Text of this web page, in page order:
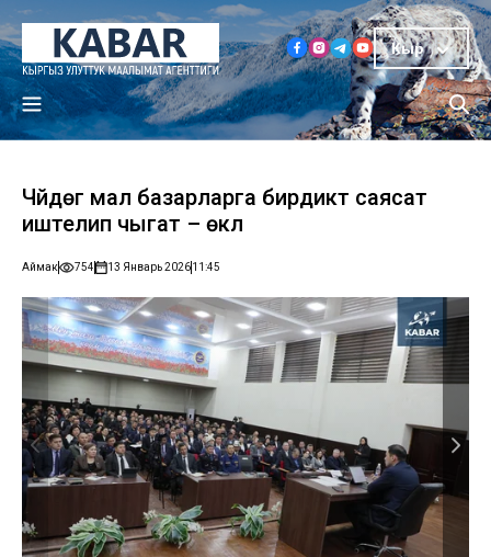
Кыр
Чүйдөгү мал базарларга бирдиктүү саясат
иштелип чыгат – өкүл
Аймак 754 13 Январь 202611:45